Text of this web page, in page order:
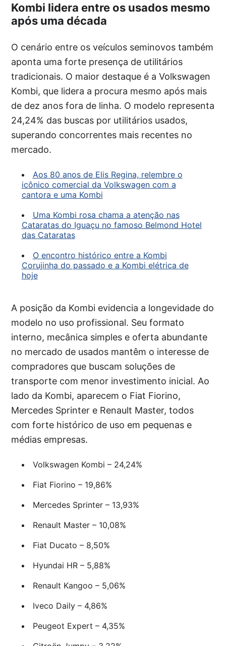
Kombi lidera entre os usados mesmo
após uma década
O cenário entre os veículos seminovos também
aponta uma forte presença de utilitários
tradicionais. O maior destaque é a Volkswagen
Kombi, que lidera a procura mesmo após mais
de dez anos fora de linha. O modelo representa
24,24% das buscas por utilitários usados,
superando concorrentes mais recentes no
mercado.
Aos 80 anos de Elis Regina, relembre o
icônico comercial da Volkswagen com a
cantora e uma Kombi
Uma Kombi rosa chama a atenção nas
Cataratas do Iguaçu no famoso Belmond Hotel
das Cataratas
O encontro histórico entre a Kombi
Corujinha do passado e a Kombi elétrica de
hoje
A posição da Kombi evidencia a longevidade do
modelo no uso profissional. Seu formato
interno, mecânica simples e oferta abundante
no mercado de usados mantêm o interesse de
compradores que buscam soluções de
transporte com menor investimento inicial. Ao
lado da Kombi, aparecem o Fiat Fiorino,
Mercedes Sprinter e Renault Master, todos
com forte histórico de uso em pequenas e
médias empresas.
Volkswagen Kombi – 24,24%
Fiat Fiorino – 19,86%
Mercedes Sprinter – 13,93%
Renault Master – 10,08%
Fiat Ducato – 8,50%
Hyundai HR – 5,88%
Renault Kangoo – 5,06%
Iveco Daily – 4,86%
Peugeot Expert – 4,35%